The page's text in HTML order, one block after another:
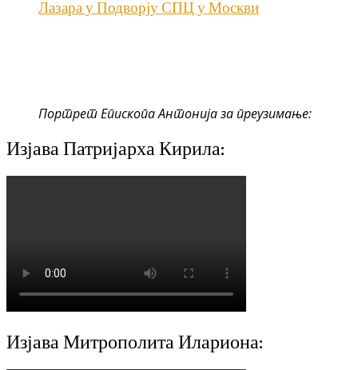
Лазара у Подворју СПЦ у Москви
Портрет Епископа Антонија за преузимање:
Изјава Патријарха Кирила:
Изјава Митрополита Илариона: